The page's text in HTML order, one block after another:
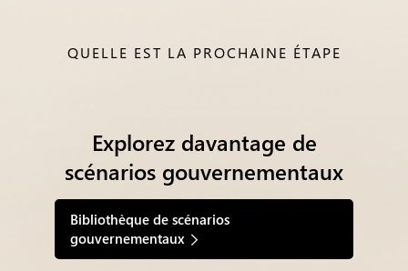
QUELLE EST LA PROCHAINE ÉTAPE
Explorez davantage de
scénarios gouvernementaux
Bibliothèque de scénarios
gouvernementaux